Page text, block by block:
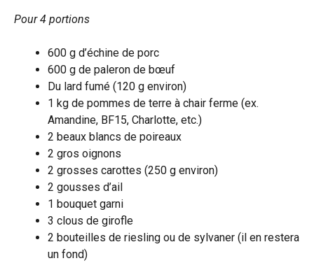
Pour 4 portions
600 g d’échine de porc
600 g de paleron de bœuf
Du lard fumé (120 g environ)
1 kg de pommes de terre à chair ferme (ex.
Amandine, BF15, Charlotte, etc.)
2 beaux blancs de poireaux
2 gros oignons
2 grosses carottes (250 g environ)
2 gousses d’ail
1 bouquet garni
3 clous de girofle
2 bouteilles de riesling ou de sylvaner (il en restera
un fond)